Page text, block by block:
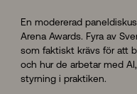
En modererad
Arena Awards. Fyra av
som faktiskt krävs för att
och hur de arbetar med
styrning i praktiken.